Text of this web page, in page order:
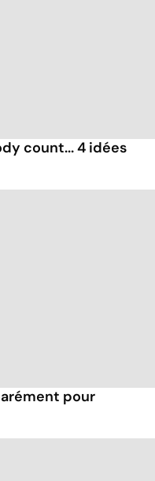
count... 4 idées
pour